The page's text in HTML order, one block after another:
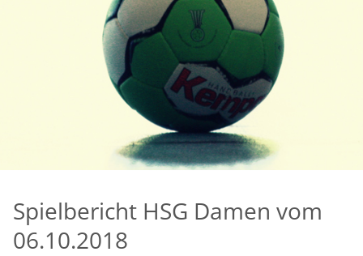
COOKIE-EINSTELLUNGEN
ALLE ABLEHNEN
ALLE AUSWÄHLEN
Spielbericht HSG Damen vom
06.10.2018